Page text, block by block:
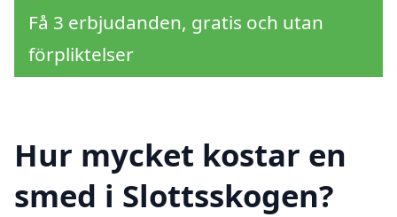
Få 3 erbjudanden, gratis och utan
förpliktelser
Hur mycket kostar en
smed i Slottsskogen?